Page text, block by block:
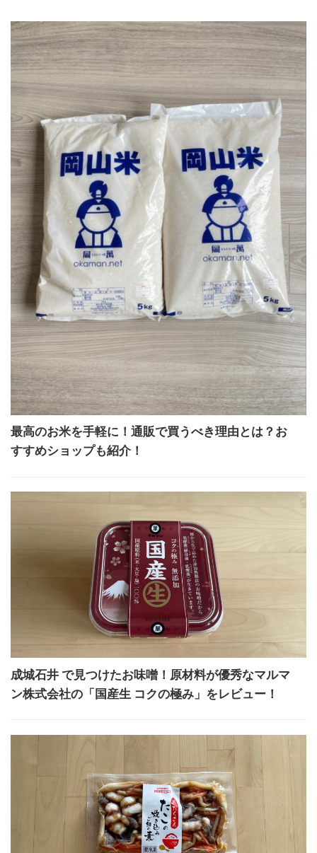
最高のお米を手軽に！通販で買うべき理由とは？お
すすめショップも紹介！
成城石井 で見つけたお味噌！原材料が優秀なマルマ
ン株式会社の「国産生 コクの極み」をレビュー！